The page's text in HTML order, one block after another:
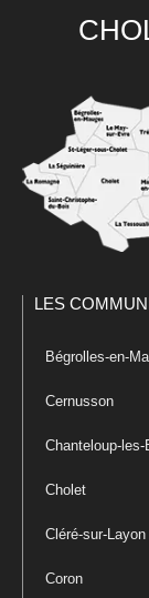
LES
Bégrolles-en-
Cernusson
Chanteloup-les-
Cholet
Cléré-sur-Layon
Coron